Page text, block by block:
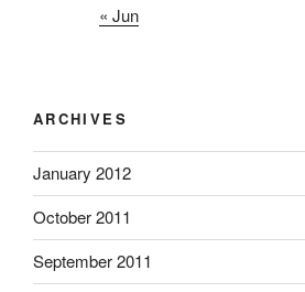
« Jun
ARCHIVES
January 2012
October 2011
September 2011